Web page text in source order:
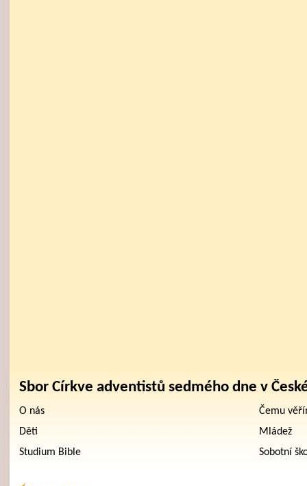
Sbor Církve adventistů sedmého dne v
O nás
Čemu
Děti
Mládež
Studium Bible
Sobotní